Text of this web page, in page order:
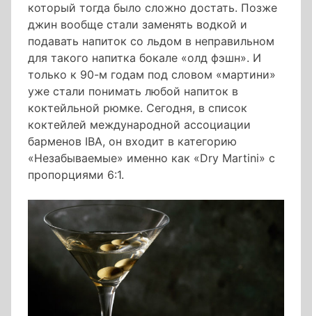
который тогда было сложно достать. Позже
джин вообще стали заменять водкой и
подавать напиток со льдом в неправильном
для такого напитка бокале «олд фэшн». И
только к 90-м годам под словом «мартини»
уже стали понимать любой напиток в
коктейльной рюмке. Сегодня, в список
коктейлей международной ассоциации
барменов IBA, он входит в категорию
«Незабываемые» именно как «Dry Martini» с
пропорциями 6:1.